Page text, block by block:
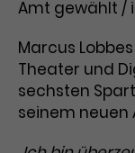
Anbieter
Laufzeit
Zweck
Amt gewählt /
Marcus
Theater und
sechsten
seinem